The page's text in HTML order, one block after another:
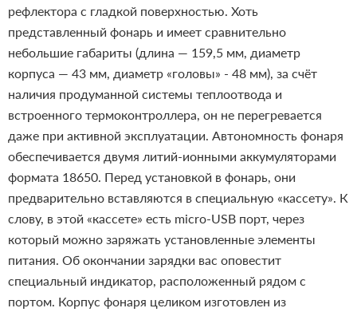
рефлектора с гладкой поверхностью. Хоть
представленный фонарь и имеет сравнительно
небольшие габариты (длина — 159,5 мм, диаметр
корпуса — 43 мм, диаметр «головы» - 48 мм), за счёт
наличия продуманной системы теплоотвода и
встроенного термоконтроллера, он не перегревается
даже при активной эксплуатации. Автономность фонаря
обеспечивается двумя литий-ионными аккумуляторами
формата 18650. Перед установкой в фонарь, они
предварительно вставляются в специальную «кассету». К
слову, в этой «кассете» есть micro-USB порт, через
который можно заряжать установленные элементы
питания. Об окончании зарядки вас оповестит
специальный индикатор, расположенный рядом с
портом. Корпус фонаря целиком изготовлен из